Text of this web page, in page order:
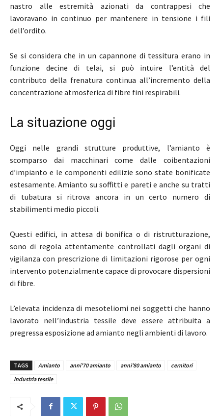
nastro alle estremità azionati da contrappesi che
lavoravano in continuo per mantenere in tensione i fili
dell’ordito.
Se si considera che in un capannone di tessitura erano in
funzione decine di telai, si può intuire l’entità del
contributo della frenatura continua all’incremento della
concentrazione atmosferica di fibre fini respirabili.
La situazione oggi
Oggi nelle grandi strutture produttive, l’amianto è
scomparso dai macchinari come dalle coibentazioni
d’impianto e le componenti edilizie sono state bonificate
estesamente. Amianto su soffitti e pareti e anche su tratti
di tubatura si ritrova ancora in un certo numero di
stabilimenti medio piccoli.
Questi edifici, in attesa di bonifica o di ristrutturazione,
sono di regola attentamente controllati dagli organi di
vigilanza con prescrizione di limitazioni rigorose per ogni
intervento potenzialmente capace di provocare dispersioni
di fibre.
L’elevata incidenza di mesoteliomi nei soggetti che hanno
lavorato nell’industria tessile deve essere attribuita a
pregressa esposizione ad amianto negli ambienti di lavoro.
TAGS Amianto anni'70 amianto anni'80 amianto
cernitori
industria tessile